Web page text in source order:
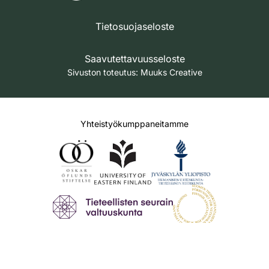
Tietosuojaseloste
Saavutettavuusseloste
Sivuston toteutus: Muuks Creative
Yhteistyökumppaneitamme